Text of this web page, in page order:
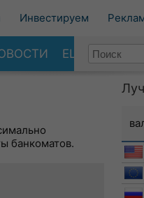
Инвестируем
ЕЩЕ
банкоматов.